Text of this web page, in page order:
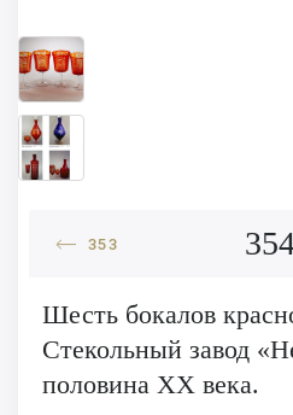
353
Шесть бокалов
Стекольный завод
половина XX века.